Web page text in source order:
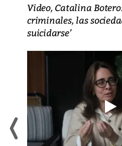
Video, Catalina
criminales, las
suicidarse’